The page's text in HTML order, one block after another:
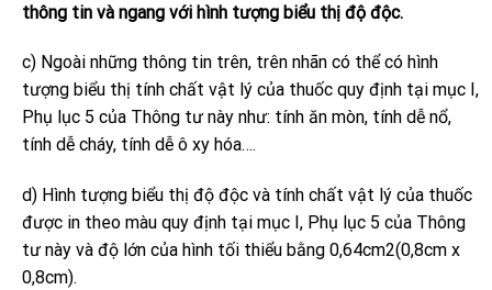
thông tin và ngang với hình tượng biểu thị độ độc.
c) Ngoài những thông tin trên, trên nhãn có thể có hình
tượng biểu thị tính chất vật lý của thuốc quy định tại mục I,
Phụ lục 5 của Thông tư này như: tính ăn mòn, tính dễ nổ,
tính dễ cháy, tính dễ ô xy hóa….
d) Hình tượng biểu thị độ độc và tính chất vật lý của thuốc
được in theo màu quy định tại mục I, Phụ lục 5 của Thông
tư này và độ lớn của hình tối thiểu bằng 0,64cm2(0,8cm x
0,8cm).